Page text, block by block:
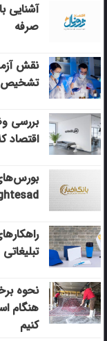
آشنایی
صرفه
نقش
تشخیص
بررسی
اقتصاد
تبلیغاتی
نحوه
هنگام
کنیم